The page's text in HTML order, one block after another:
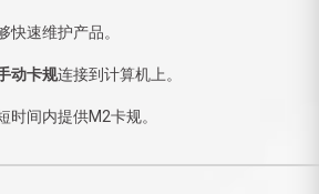
快速维护产品。
动卡规连接到计算机上。
时间内提供M2卡规。